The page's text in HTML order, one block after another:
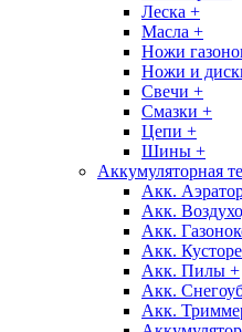
Леска +
Масла +
Ножи
Ножи и
Свечи +
Смазки +
Цепи +
Шины +
Аккумуляторная
Акк.
Акк.
Акк.
Акк.
Акк. Пилы +
Акк.
Акк.